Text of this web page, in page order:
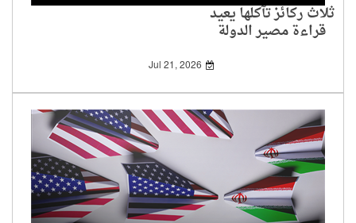
ثلاث ركائز تآكلها يعيد
قراءة مصير الدولة
Jul 21, 2026